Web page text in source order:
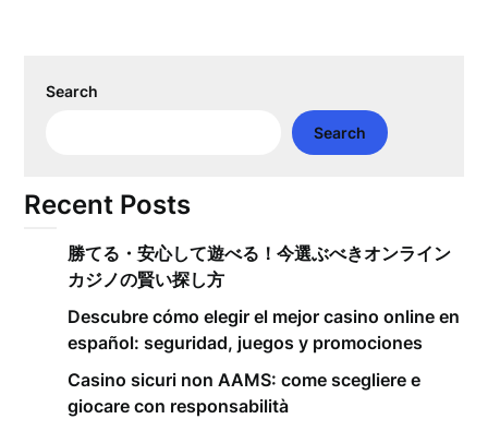
Search
Search
Recent Posts
勝てる・安心して遊べる！今選ぶべきオンライン
カジノの賢い探し方
Descubre cómo elegir el mejor casino online en
español: seguridad, juegos y promociones
Casino sicuri non AAMS: come scegliere e
giocare con responsabilità